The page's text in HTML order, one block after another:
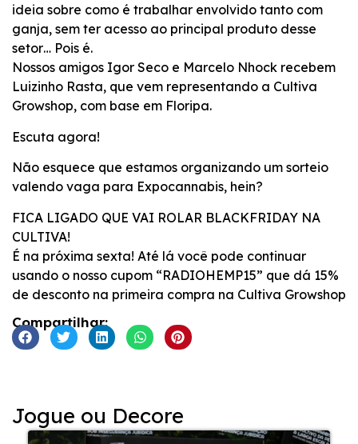
ideia sobre como é trabalhar envolvido tanto com
ganja, sem ter acesso ao principal produto desse
setor… Pois é.
Nossos amigos Igor Seco e Marcelo Nhock recebem
Luizinho Rasta, que vem representando a Cultiva
Growshop, com base em Floripa.
Escuta agora!
Não esquece que estamos organizando um sorteio
valendo vaga para Expocannabis, hein?
FICA LIGADO QUE VAI ROLAR BLACKFRIDAY NA
CULTIVA!
É na próxima sexta! Até lá você pode continuar
usando o nosso cupom “RADIOHEMP15” que dá 15%
de desconto na primeira compra na Cultiva Growshop
Compartilhar:
Jogue ou Decore